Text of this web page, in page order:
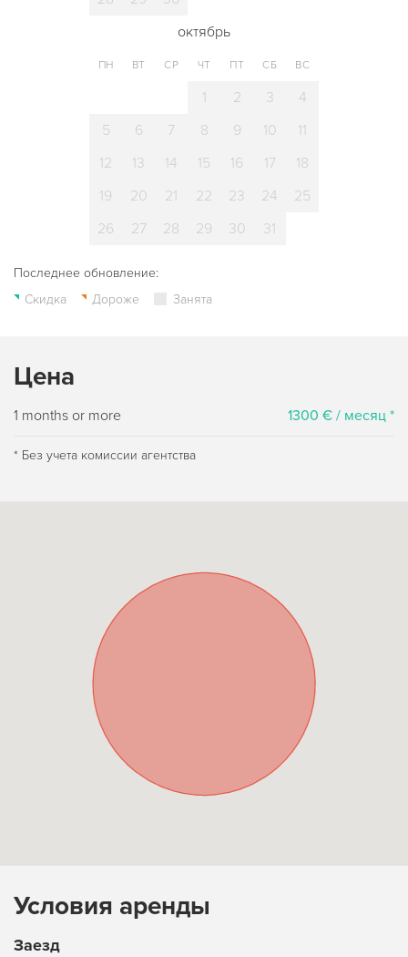
октябрь
ПН ВТ СР ЧТ ПТ СБ ВС
1 2 3
4
5
6 7 8 9 10
11
12
13 14 15 16 17
18
19
20 21 22 23 24
25
26
27 28 29 30 31
Последнее обновление:
Скидка
Дороже Занята
Цена
1 months or more 1300 € / месяц *
* Без учета комиссии агентства
Условия аренды
Заезд